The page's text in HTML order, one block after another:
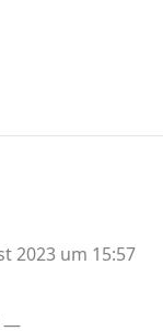
2023 um 15:57